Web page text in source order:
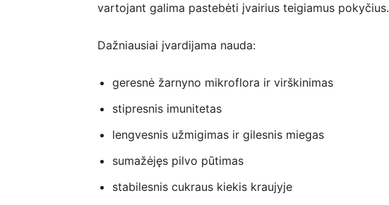
vartojant galima pastebėti įvairius teigiamus pokyčius.
Dažniausiai įvardijama nauda:
geresnė žarnyno mikroflora ir virškinimas
stipresnis imunitetas
lengvesnis užmigimas ir gilesnis miegas
sumažėjęs pilvo pūtimas
stabilesnis cukraus kiekis kraujyje